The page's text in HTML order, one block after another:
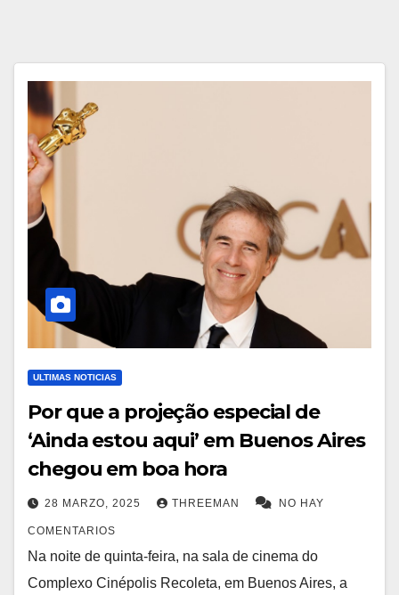
ULTIMAS NOTICIAS
Por que a projeção especial de
‘Ainda estou aqui’ em Buenos Aires
chegou em boa hora
28 MARZO, 2025 THREEMAN NO HAY
COMENTARIOS
Na noite de quinta-feira, na sala de cinema do
Complexo Cinépolis Recoleta, em Buenos Aires, a